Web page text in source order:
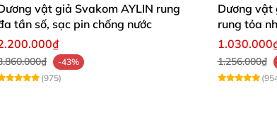
vật giả Svakom AYLIN rung
tần số, sạc pin chống nước
-43%
(975)
Dương vật
rung tỏa
1.256.000₫